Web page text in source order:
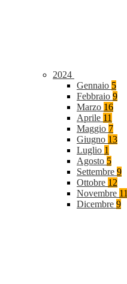
2024
Gennaio 5
Febbraio 9
Marzo 16
Aprile 11
Maggio 7
Giugno 13
Luglio 1
Agosto 5
Settembre 9
Ottobre 12
Novembre 11
Dicembre 9